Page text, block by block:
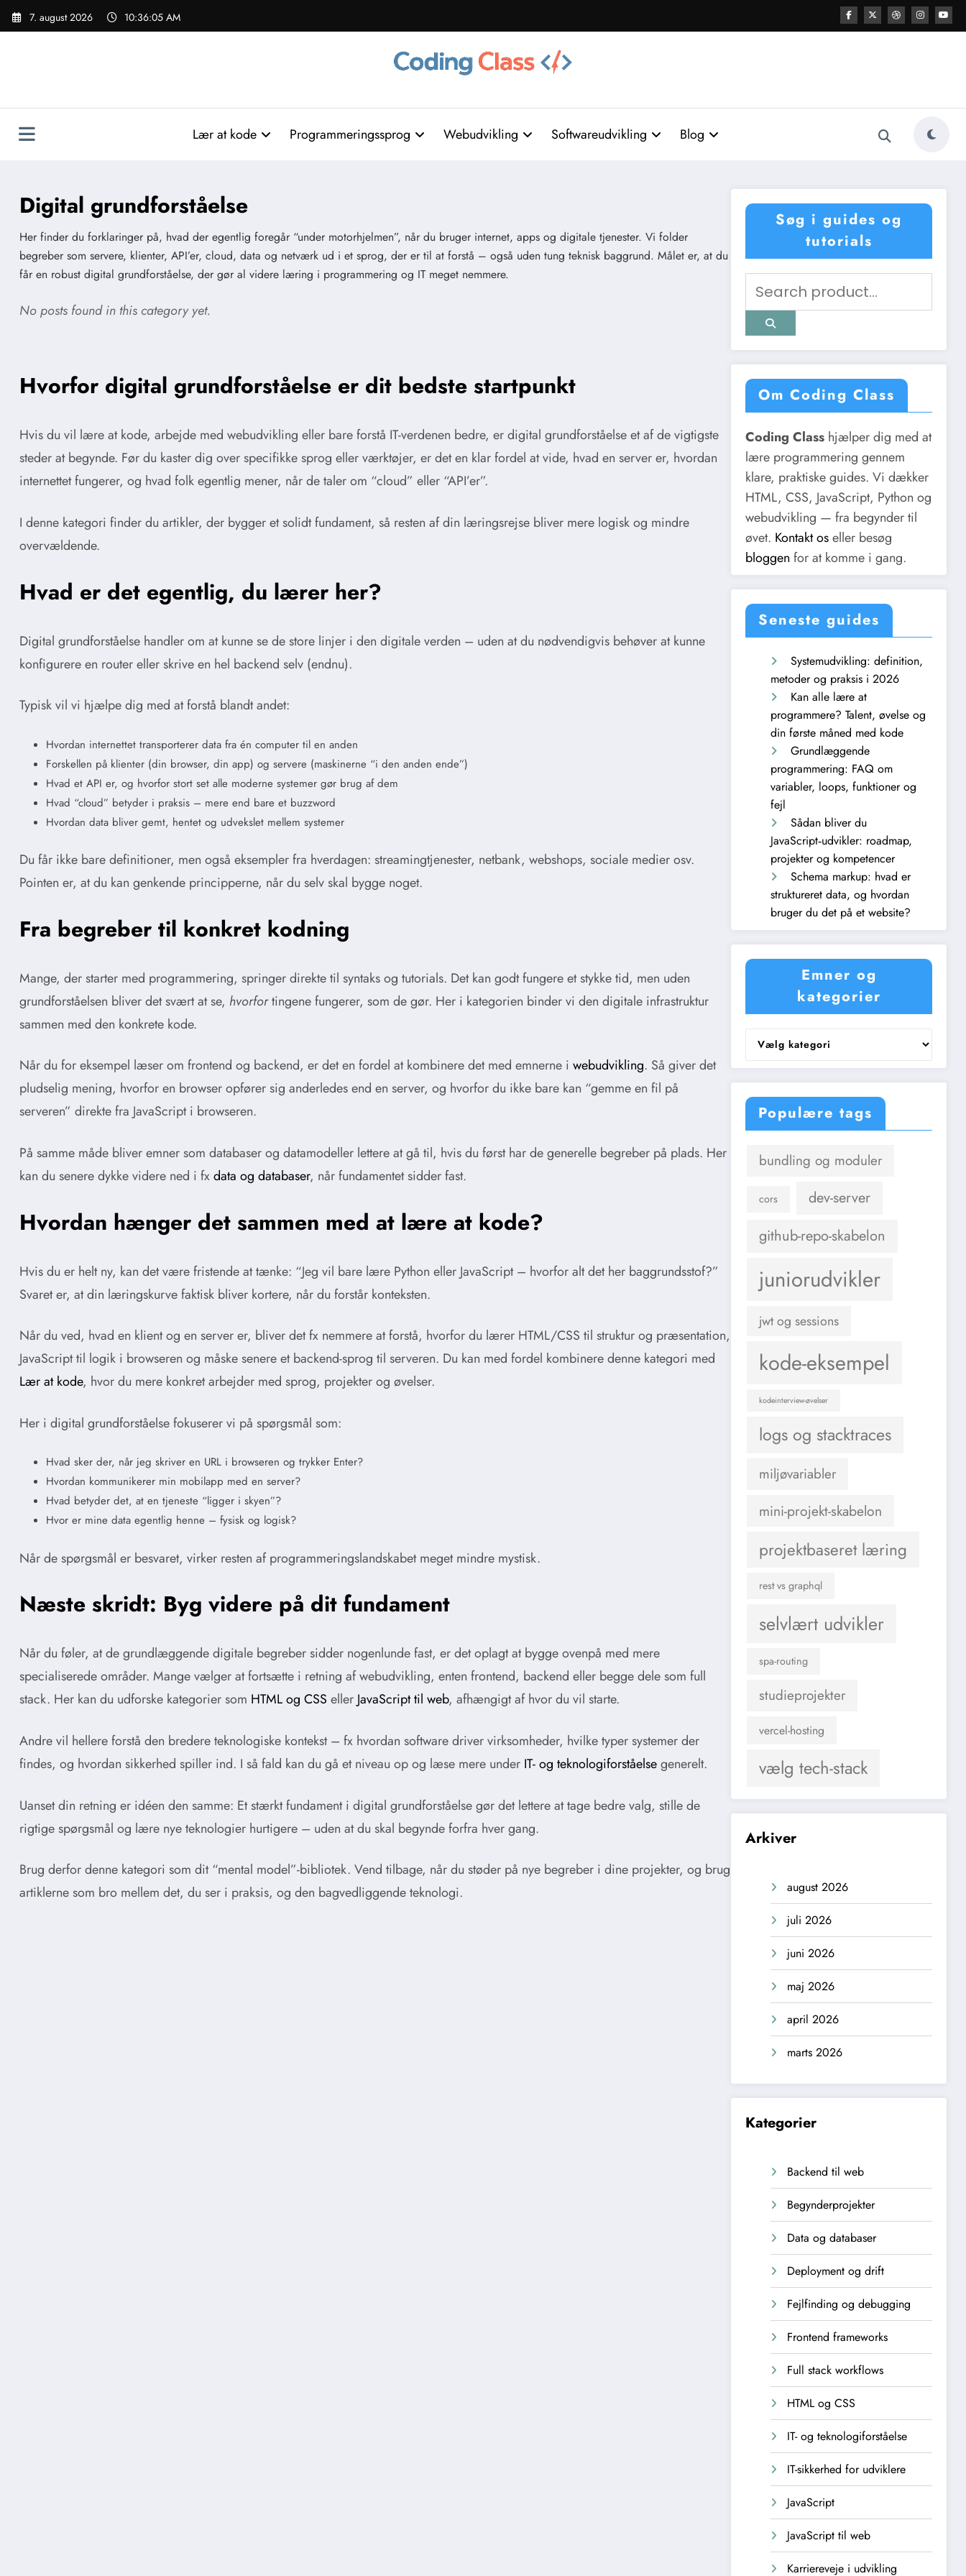
Videre
7. august 2026 10:36:06 AM
Lær at kode Programmeringssprog Webudvikling Softwareudvikling Blog
Digital grundforståelse
Her finder du forklaringer på, hvad der egentlig foregår “under motorhjelmen”, når du bruger internet, apps og digitale tjenester. Vi folder
begreber som servere, klienter, API’er, cloud, data og netværk ud i et sprog, der er til at forstå – også uden tung teknisk baggrund. Målet er, at du
får en robust digital grundforståelse, der gør al videre læring i programmering og IT meget nemmere.
No posts found in this category yet.
Hvorfor digital grundforståelse er dit bedste startpunkt
Hvis du vil lære at kode, arbejde med webudvikling eller bare forstå IT-verdenen bedre, er digital grundforståelse et af de vigtigste
steder at begynde. Før du kaster dig over specifikke sprog eller værktøjer, er det en klar fordel at vide, hvad en server er, hvordan
internettet fungerer, og hvad folk egentlig mener, når de taler om “cloud” eller “API’er”.
I denne kategori finder du artikler, der bygger et solidt fundament, så resten af din læringsrejse bliver mere logisk og mindre
overvældende.
Hvad er det egentlig, du lærer her?
Digital grundforståelse handler om at kunne se de store linjer i den digitale verden – uden at du nødvendigvis behøver at kunne
konfigurere en router eller skrive en hel backend selv (endnu).
Typisk vil vi hjælpe dig med at forstå blandt andet:
Hvordan internettet transporterer data fra én computer til en anden
Forskellen på klienter (din browser, din app) og servere (maskinerne “i den anden ende”)
Hvad et API er, og hvorfor stort set alle moderne systemer gør brug af dem
Hvad “cloud” betyder i praksis – mere end bare et buzzword
Hvordan data bliver gemt, hentet og udvekslet mellem systemer
Du får ikke bare definitioner, men også eksempler fra hverdagen: streamingtjenester, netbank, webshops, sociale medier osv.
Pointen er, at du kan genkende principperne, når du selv skal bygge noget.
Fra begreber til konkret kodning
Mange, der starter med programmering, springer direkte til syntaks og tutorials. Det kan godt fungere et stykke tid, men uden
grundforståelsen bliver det svært at se, hvorfortingene fungerer, som de gør. Her i kategorien binder vi den digitale infrastruktur
sammen med den konkrete kode.
Når du for eksempel læser om frontend og backend, er det en fordel at kombinere det med emnerne i webudvikling. Så giver det
pludselig mening, hvorfor en browser opfører sig anderledes end en server, og hvorfor du ikke bare kan “gemme en fil på
serveren” direkte fra JavaScript i browseren.
På samme måde bliver emner som databaser og datamodeller lettere at gå til, hvis du først har de generelle begreber på plads. Her
kan du senere dykke videre ned i fxdata og databaser, når fundamentet sidder fast.
Hvordan hænger det sammen med at lære at kode?
Hvis du er helt ny, kan det være fristende at tænke: “Jeg vil bare lære Python eller JavaScript – hvorfor alt det her baggrundsstof?”
Svaret er, at din læringskurve faktisk bliver kortere, når du forstår konteksten.
Når du ved, hvad en klient og en server er, bliver det fx nemmere at forstå, hvorfor du lærer HTML/CSS til struktur og præsentation,
JavaScript til logik i browseren og måske senere et backend-sprog til serveren. Du kan med fordel kombinere denne kategori med
Lær at kode, hvor du mere konkret arbejder med sprog, projekter og øvelser.
Her i digital grundforståelse fokuserer vi på spørgsmål som:
Hvad sker der, når jeg skriver en URL i browseren og trykker Enter?
Hvordan kommunikerer min mobilapp med en server?
Hvad betyder det, at en tjeneste “ligger i skyen”?
Hvor er mine data egentlig henne – fysisk og logisk?
Når de spørgsmål er besvaret, virker resten af programmeringslandskabet meget mindre mystisk.
Næste skridt: Byg videre på dit fundament
Når du føler, at de grundlæggende digitale begreber sidder nogenlunde fast, er det oplagt at bygge ovenpå med mere
specialiserede områder. Mange vælger at fortsætte i retning af webudvikling, enten frontend, backend eller begge dele som full
stack. Her kan du udforske kategorier som HTML og CSS eller JavaScript til web, afhængigt af hvor du vil starte.
Andre vil hellere forstå den bredere teknologiske kontekst – fx hvordan software driver virksomheder, hvilke typer systemer der
findes, og hvordan sikkerhed spiller ind. I så fald kan du gå et niveau op og læse mere under IT- og teknologiforståelsegenerelt.
Uanset din retning er idéen den samme: Et stærkt fundament i digital grundforståelse gør det lettere at tage bedre valg, stille de
rigtige spørgsmål og lære nye teknologier hurtigere – uden at du skal begynde forfra hver gang.
Brug derfor denne kategori som dit “mental model”-bibliotek. Vend tilbage, når du støder på nye begreber i dine projekter, og brug
artiklerne som bro mellem det, du ser i praksis, og den bagvedliggende teknologi.
Søg i guides og
tutorials
Om Coding Class
Coding Class hjælper dig med at
lære programmering gennem
klare, praktiske guides. Vi dækker
HTML, CSS, JavaScript, Python og
webudvikling — fra begynder til
øvet. Kontakt oseller besøg
bloggen for at komme i gang.
Seneste guides
Systemudvikling: definition,
metoder og praksis i 2026
Kan alle lære at
programmere? Talent, øvelse og
din første måned med kode
Grundlæggende
programmering: FAQ om
variabler, loops, funktioner og
fejl
Sådan bliver du
JavaScript‑udvikler: roadmap,
projekter og kompetencer
Schema markup: hvad er
struktureret data, og hvordan
bruger du det på et website?
Emner og
kategorier
Emner
kategorier
Populære tags
bundling og moduler
cors
dev-server
github-repo-skabelon
juniorudvikler
jwt og sessions
kode-eksempel
kodeinterview-øvelser
logs og stacktraces
miljøvariabler
mini-projekt-skabelon
projektbaseret læring
rest vs graphql
selvlært udvikler
spa-routing
studieprojekter
vercel-hosting
vælg tech-stack
Arkiver
august 2026
juli 2026
juni 2026
maj 2026
april 2026
marts 2026
Kategorier
Backend til web
Begynderprojekter
Data og databaser
Deployment og drift
Fejlfinding og debugging
Frontend frameworks
Full stack workflows
HTML og CSS
IT- og teknologiforståelse
IT-sikkerhed for udviklere
JavaScript
JavaScript til web
Karriereveje i udvikling